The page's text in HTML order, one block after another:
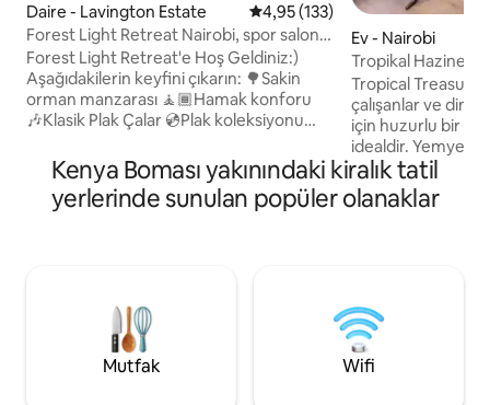
Daire - Lavington Estate 5 üzerinden ortalama 4,95
4,95 (133)
Forest Light Retreat Nairobi, spor salonu,
yüzme havuzu
Forest Light Retreat'e Hoş Geldiniz:)
Aşağıdakilerin keyfini çıkarın: 🌳Sakin
orman manzarası 🧘🏾Hamak konforu
🎶Klasik Plak Çalar 💿Plak koleksiyonu
Isıtmalı havuz 🎱Bilardo masaları Masa 🏓
tenisi 💼çalışma alanı 🚀Hızlı kablosuz
internet bağlantısı 🍿Netflix 🏮Ortam
müzik meraklıları, iş gezginleri ve
romantik bir kaçış arayan çiftler için
tasarlanmış Yüzyıl Ortası Sakin bir inziva
yeri. Bugün rezervasyon yapın
Ev - Nairobi
Tropikal Hazine
Tropical Treasure
çalışanlar ve
için huzurlu bir
idealdir. Yemyeşil
sakin semt,
kafelere, Nairobi
Yetimhanesi'ne,
sağlar. Misafirler
özel arka
yerleşkeye ve
tam olarak
Kenya Boması yakınındaki kiralık tatil
yerlerinde sunulan popüler olanaklar
Mutfak Wifi